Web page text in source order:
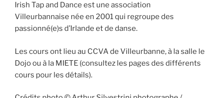
Irish Tap and Dance est une association
Villeurbannaise née en 2001 qui regroupe des
passionné(e)s d’Irlande et de danse.
Les cours ont lieu au CCVA de Villeurbanne, à la salle le
Dojo ou à la MIETE (consultez les pages des différents
cours pour les détails).